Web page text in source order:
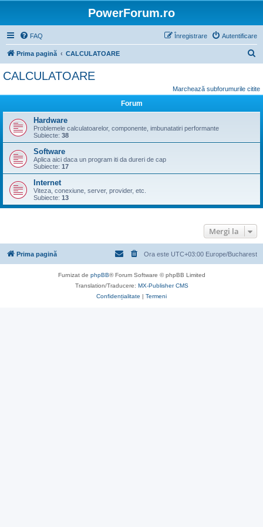
PowerForum.ro
FAQ Autentificare
Înregistrare
Prima pagină CALCULATOARE
t
CALCULATOARE
Marchează subforumurile citite
Forum
Hardware
Problemele calculatoarelor, componente, imbunatatiri performante
Subiecte: 38
Software
Aplica aici daca un program iti da dureri de cap
Subiecte: 17
Internet
Viteza, conexiune, server, provider, etc.
Subiecte: 13
Mergi la
Prima pagină Ora este UTC+03:00 Europe/Bucharest
Furnizat de phpBB® Forum Software © phpBB Limited
Translation/Traducere: MX-Publisher CMS
Confidențialitate | Termeni